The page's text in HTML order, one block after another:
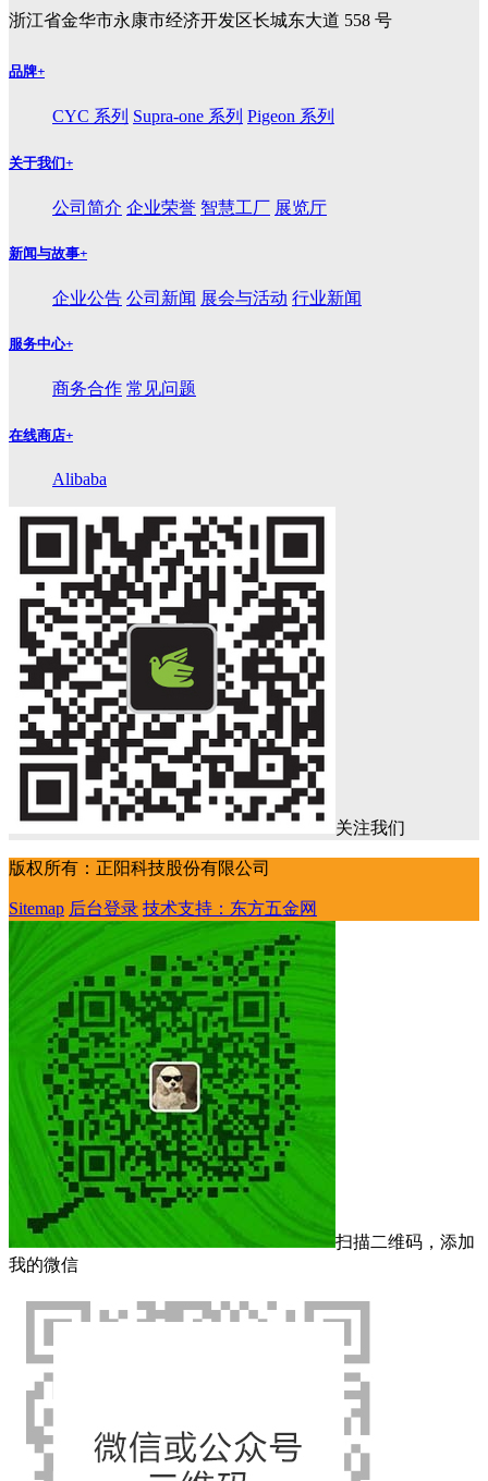
浙江省金华市永康市经济开发区长城东大道 558 号
品牌+
CYC 系列 Supra-one 系列 Pigeon 系列
关于我们+
公司简介 企业荣誉 智慧工厂 展览厅
新闻与故事+
企业公告 公司新闻 展会与活动 行业新闻
服务中心+
商务合作 常见问题
在线商店+
Alibaba
关注我们
版权所有：正阳科技股份有限公司
Sitemap 后台登录 技术支持：东方五金网
扫描二维码，添加
我的微信